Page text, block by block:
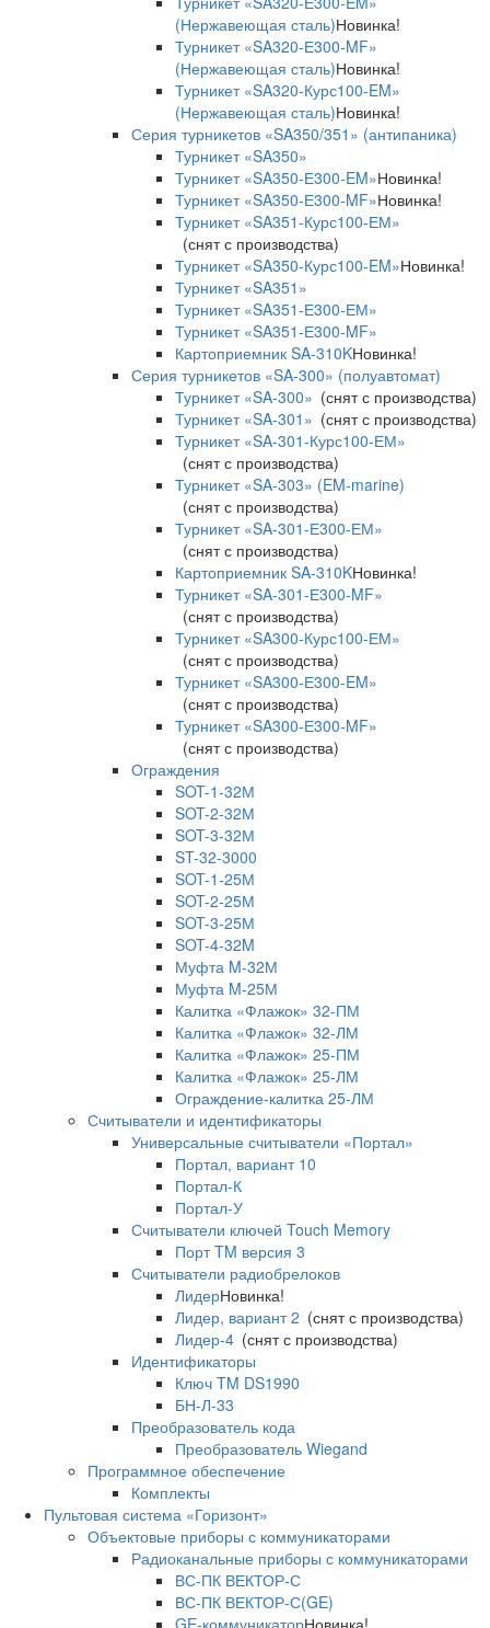
(Нержавеющая сталь)Новинка!
Турникет «SA320-Е300-MF»
(Нержавеющая сталь)Новинка!
Турникет «SA320-Курс100-EM»
(Нержавеющая сталь)Новинка!
Серия турникетов «SA350/351» (антипаника)
Турникет «SA350»
Турникет «SA350-Е300-EM»Новинка!
Турникет «SA350-Е300-MF»Новинка!
Турникет «SA351-Курс100-ЕМ»
(снят с производства)
Турникет «SA350-Курс100-EM»Новинка!
Турникет «SA351»
Турникет «SA351-Е300-ЕМ»
Турникет «SA351-Е300-MF»
Картоприемник SA-310KНовинка!
Серия турникетов «SA-300» (полуавтомат)
Турникет «SA-300» (снят с производства)
Турникет «SA-301» (снят с производства)
Турникет «SA-301-Курс100-ЕМ»
(снят с производства)
Турникет «SA-303» (EM-marine)
(снят с производства)
Турникет «SA-301-Е300-ЕМ»
(снят с производства)
Картоприемник SA-310KНовинка!
Турникет «SA-301-Е300-MF»
(снят с производства)
Турникет «SA300-Курс100-ЕМ»
(снят с производства)
Турникет «SA300-Е300-EM»
(снят с производства)
Турникет «SA300-Е300-MF»
(снят с производства)
Ограждения
SOT-1-32М
SOT-2-32М
SOT-3-32М
ST-32-3000
SOT-1-25М
SOT-2-25М
SOT-3-25М
SOT-4-32M
Муфта M-32М
Муфта M-25М
Калитка «Флажок» 32-ПМ
Калитка «Флажок» 32-ЛМ
Калитка «Флажок» 25-ПМ
Калитка «Флажок» 25-ЛМ
Ограждение-калитка 25-ЛМ
Считыватели и идентификаторы
Универсальные считыватели «Портал»
Портал, вариант 10
Портал-К
Портал-У
Считыватели ключей Touch Memory
Порт TM версия 3
Считыватели радиобрелоков
ЛидерНовинка!
Лидер, вариант 2 (снят с производства)
Лидер-4 (снят с производства)
Идентификаторы
Ключ TM DS1990
БН-Л-33
Преобразователь кода
Преобразователь Wiegand
Программное обеспечение
Комплекты
Пультовая система «Горизонт»
Объектовые приборы с коммуникаторами
Радиоканальные приборы с коммуникаторами
ВС-ПК ВЕКТОР-С
ВС-ПК ВЕКТОР-С(GE)